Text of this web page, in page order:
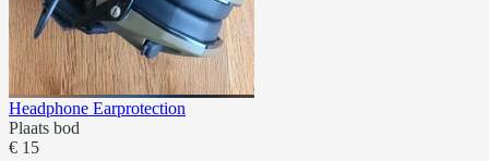
Headphone Earprotection
Plaats bod
€ 15